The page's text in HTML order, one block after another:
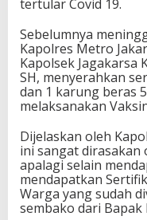
tertular Covid 19.
Sebelumnya
Kapolres Metro
Kapolsek Jagakarsa
SH, menyerahkan
dan 1 karung beras
melaksanakan
Dijelaskan oleh
ini sangat dirasakan
apalagi selain
mendapatkan
Warga yang sudah
sembako dari Bapak